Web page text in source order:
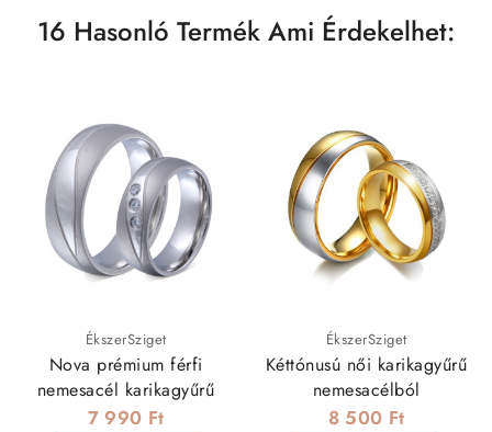
16 Hasonló Termék Ami Érdekelhet:
ÉkszerSziget
Nova prémium férfi
nemesacél karikagyűrű
7 990 Ft
ÉkszerSziget
Kéttónusú női karikagyűrű
nemesacélból
8 500 Ft